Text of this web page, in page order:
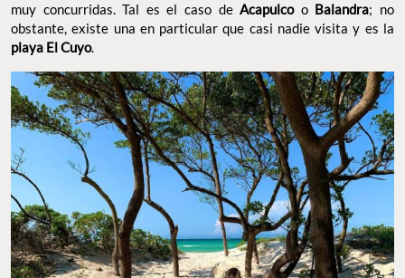
muy concurridas. Tal es el caso deAcapulcoo Balandra; no
obstante, existe una en particular que casi nadie visita y es la
playa El Cuyo.